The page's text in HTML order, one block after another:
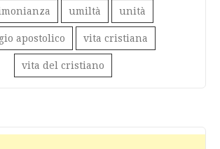
umiltà unità
apostolico vita cristiana
vita del cristiano